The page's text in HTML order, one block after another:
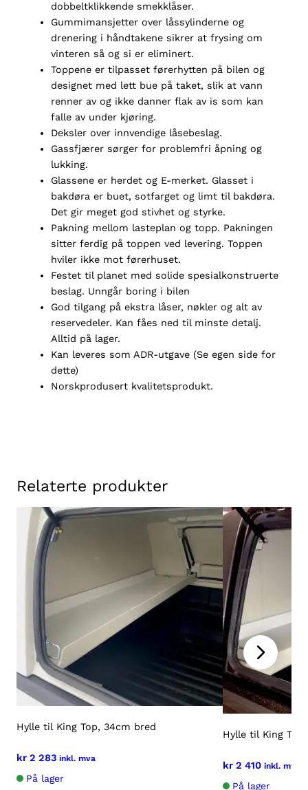
dobbeltklikkende smekklåser.
Gummimansjetter over låssylinderne og
drenering i håndtakene sikrer at frysing om
vinteren så og si er eliminert.
Toppene er tilpasset førerhytten på bilen og
designet med lett bue på taket, slik at vann
renner av og ikke danner flak av is som kan
falle av under kjøring.
Deksler over innvendige låsebeslag.
Gassfjærer sørger for problemfri åpning og
lukking.
Glassene er herdet og E-merket. Glasset i
bakdøra er buet, sotfarget og limt til bakdøra.
Det gir meget god stivhet og styrke.
Pakning mellom lasteplan og topp. Pakningen
sitter ferdig på toppen ved levering. Toppen
hviler ikke mot førerhuset.
Festet til planet med solide spesialkonstruerte
beslag. Unngår boring i bilen
God tilgang på ekstra låser, nøkler og alt av
reservedeler. Kan fåes ned til minste detalj.
Alltid på lager.
Kan leveres som ADR-utgave (Se egen side for
dette)
Norskprodusert kvalitetsprodukt.
Relaterte produkter
Hylle til King Top, 34cm bred
kr 2 283 inkl. mva
På lager
Hylle til King
kr 2 410 inkl. mva
På lager